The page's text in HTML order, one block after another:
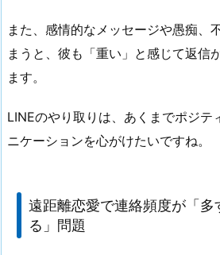
また、感情的なメッセージや愚痴、
まうと、彼も「重い」と感じて返信
ます。
LINEのやり取りは、あくまでポジテ
ニケーションを心がけたいですね。
遠距離恋愛で連絡頻度が「多
る」問題